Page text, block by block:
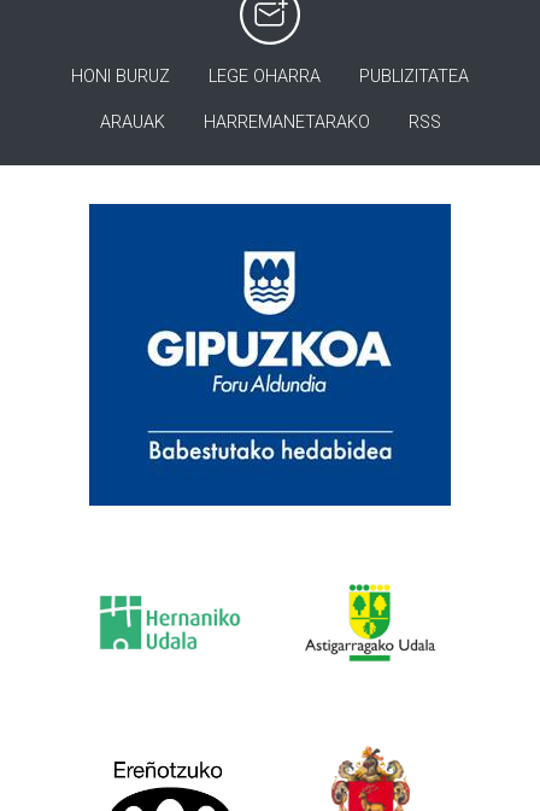
HONI BURUZ LEGE OHARRA PUBLIZITATEA
ARAUAK HARREMANETARAKO RSS